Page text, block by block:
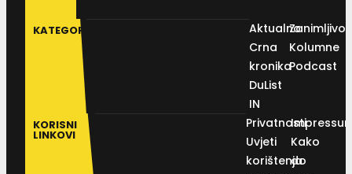
KATEGORIJE
Aktualno
Crna
kronika
DuList
IN
Kolumne
Podcast
KORISNI
LINKOVI
Privatnosti
Uvjeti
korištenja
Kako
do